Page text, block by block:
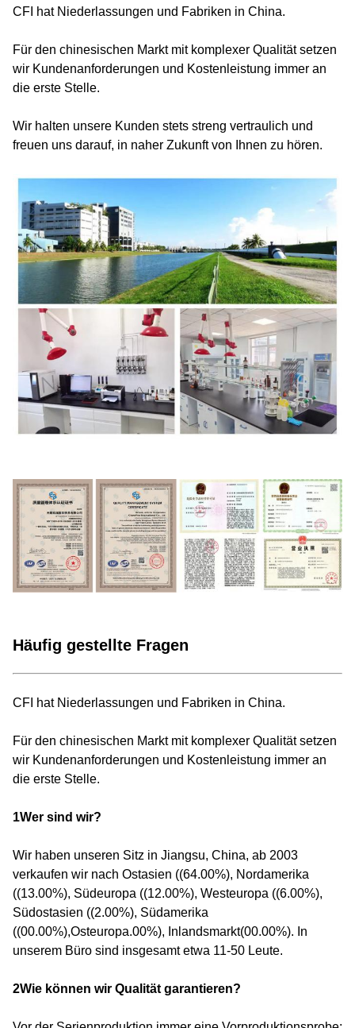
CFI hat Niederlassungen und Fabriken in China.
Für den chinesischen Markt mit komplexer Qualität setzen
wir Kundenanforderungen und Kostenleistung immer an
die erste Stelle.
Wir halten unsere Kunden stets streng vertraulich und
freuen uns darauf, in naher Zukunft von Ihnen zu hören.
Häufig gestellte Fragen
CFI hat Niederlassungen und Fabriken in China.
Für den chinesischen Markt mit komplexer Qualität setzen
wir Kundenanforderungen und Kostenleistung immer an
die erste Stelle.
1Wer sind wir?
Wir haben unseren Sitz in Jiangsu, China, ab 2003
verkaufen wir nach Ostasien ((64.00%), Nordamerika
((13.00%), Südeuropa ((12.00%), Westeuropa ((6.00%),
Südostasien ((2.00%), Südamerika
((00.00%),Osteuropa.00%), Inlandsmarkt(00.00%). In
unserem Büro sind insgesamt etwa 11-50 Leute.
2Wie können wir Qualität garantieren?